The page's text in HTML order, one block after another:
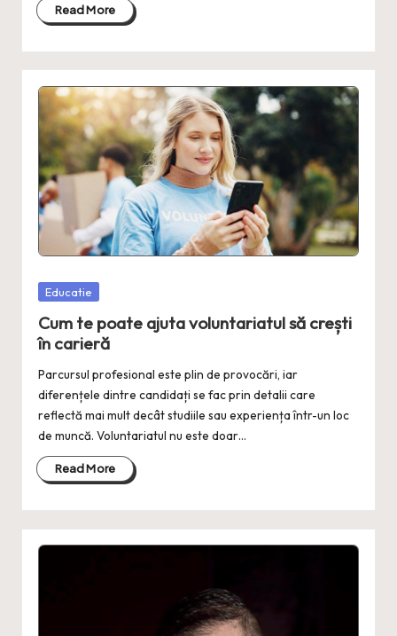
Read More
Posted
Educatie
Cum te poate ajuta voluntariatul să crești
în carieră
Parcursul profesional este plin de provocări, iar
diferențele dintre candidați se fac prin detalii care
reflectă mai mult decât studiile sau experiența într-un loc
de muncă. Voluntariatul nu este doar…
Read More